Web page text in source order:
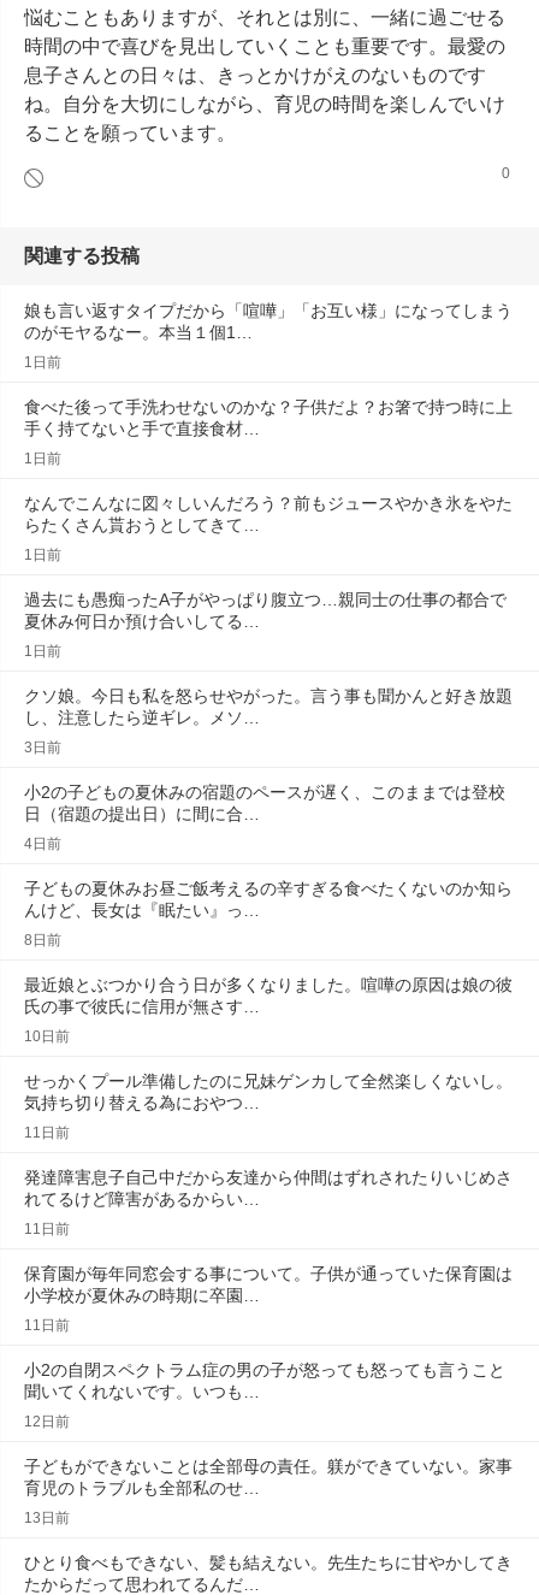
悩むこともありますが、それとは別に、一緒に過ごせる
時間の中で喜びを見出していくことも重要です。最愛の
息子さんとの日々は、きっとかけがえのないものです
ね。自分を大切にしながら、育児の時間を楽しんでいけ
ることを願っています。
0
関連する投稿
娘も言い返すタイプだから「喧嘩」「お互い様」になってしまう
のがモヤるなー。本当１個1…
1日前
食べた後って手洗わせないのかな？子供だよ？お箸で持つ時に上
手く持てないと手で直接食材…
1日前
なんでこんなに図々しいんだろう？前もジュースやかき氷をやた
らたくさん貰おうとしてきて…
1日前
過去にも愚痴ったA子がやっぱり腹立つ…親同士の仕事の都合で
夏休み何日か預け合いしてる…
1日前
クソ娘。今日も私を怒らせやがった。言う事も聞かんと好き放題
し、注意したら逆ギレ。メソ…
3日前
小2の子どもの夏休みの宿題のペースが遅く、このままでは登校
日（宿題の提出日）に間に合…
4日前
子どもの夏休みお昼ご飯考えるの辛すぎる食べたくないのか知ら
んけど、長女は『眠たい』っ…
8日前
最近娘とぶつかり合う日が多くなりました。喧嘩の原因は娘の彼
氏の事で彼氏に信用が無さす…
10日前
せっかくプール準備したのに兄妹ゲンカして全然楽しくないし。
気持ち切り替える為におやつ…
11日前
発達障害息子自己中だから友達から仲間はずれされたりいじめさ
れてるけど障害があるからい…
11日前
保育園が毎年同窓会する事について。子供が通っていた保育園は
小学校が夏休みの時期に卒園…
11日前
小2の自閉スペクトラム症の男の子が怒っても怒っても言うこと
聞いてくれないです。いつも…
12日前
子どもができないことは全部母の責任。躾ができていない。家事
育児のトラブルも全部私のせ…
13日前
ひとり食べもできない、髪も結えない。先生たちに甘やかしてき
たからだって思われてるんだ…